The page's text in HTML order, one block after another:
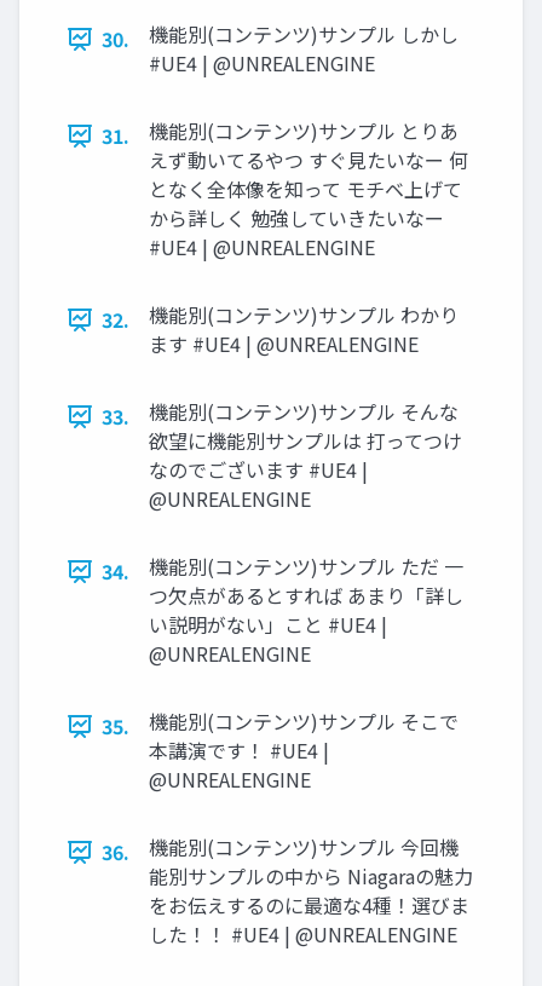
30.
機能別(コンテンツ)サンプル しかし
#UE4 | @UNREALENGINE
31.
機能別(コンテンツ)サンプル とりあ
えず動いてるやつ すぐ見たいなー 何
となく全体像を知って モチベ上げて
から詳しく 勉強していきたいなー
#UE4 | @UNREALENGINE
32.
機能別(コンテンツ)サンプル わかり
ます #UE4 | @UNREALENGINE
33.
機能別(コンテンツ)サンプル そんな
欲望に機能別サンプルは 打ってつけ
なのでございます #UE4 |
@UNREALENGINE
34.
機能別(コンテンツ)サンプル ただ 一
つ欠点があるとすれば あまり「詳し
い説明がない」こと #UE4 |
@UNREALENGINE
35.
機能別(コンテンツ)サンプル そこで
本講演です！ #UE4 |
@UNREALENGINE
36.
機能別(コンテンツ)サンプル 今回機
能別サンプルの中から Niagaraの魅力
をお伝えするのに最適な4種！選びま
した！！ #UE4 | @UNREALENGINE